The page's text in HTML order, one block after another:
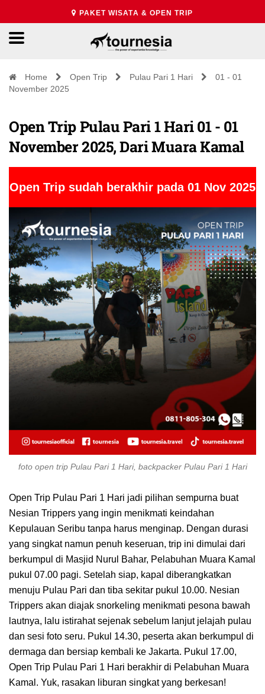
PAKET WISATA & OPEN TRIP
Home Open Trip Pulau Pari 1 Hari
01 - 01
November 2025
Open Trip Pulau Pari 1 Hari 01 - 01
November 2025, Dari Muara Kamal
Open Trip sudah berakhir pada 01 Nov 2025
foto open trip Pulau Pari 1 Hari, backpacker Pulau Pari 1 Hari
Open Trip Pulau Pari 1 Hari jadi pilihan sempurna buat
Nesian Trippers yang ingin menikmati keindahan
Kepulauan Seribu tanpa harus menginap. Dengan durasi
yang singkat namun penuh keseruan, trip ini dimulai dari
berkumpul di Masjid Nurul Bahar, Pelabuhan Muara Kamal
pukul 07.00 pagi. Setelah siap, kapal diberangkatkan
menuju Pulau Pari dan tiba sekitar pukul 10.00. Nesian
Trippers akan diajak snorkeling menikmati pesona bawah
lautnya, lalu istirahat sejenak sebelum lanjut jelajah pulau
dan sesi foto seru. Pukul 14.30, peserta akan berkumpul di
dermaga dan bersiap kembali ke Jakarta. Pukul 17.00,
Open Trip Pulau Pari 1 Hari berakhir di Pelabuhan Muara
Kamal. Yuk, rasakan liburan singkat yang berkesan!